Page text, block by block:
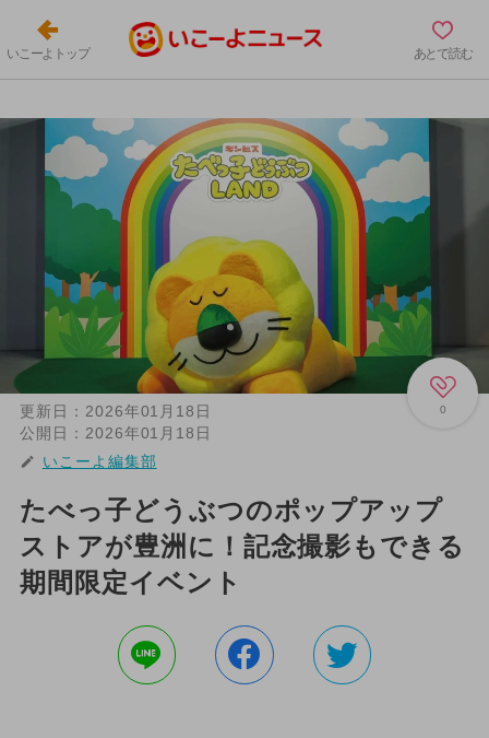
いこーよトップ あとで読む
0
更新日： 2026年01月18日
公開日： 2026年01月18日
いこーよ編集部
たべっ子どうぶつのポップアップ
ストアが豊洲に！記念撮影もできる
期間限定イベント